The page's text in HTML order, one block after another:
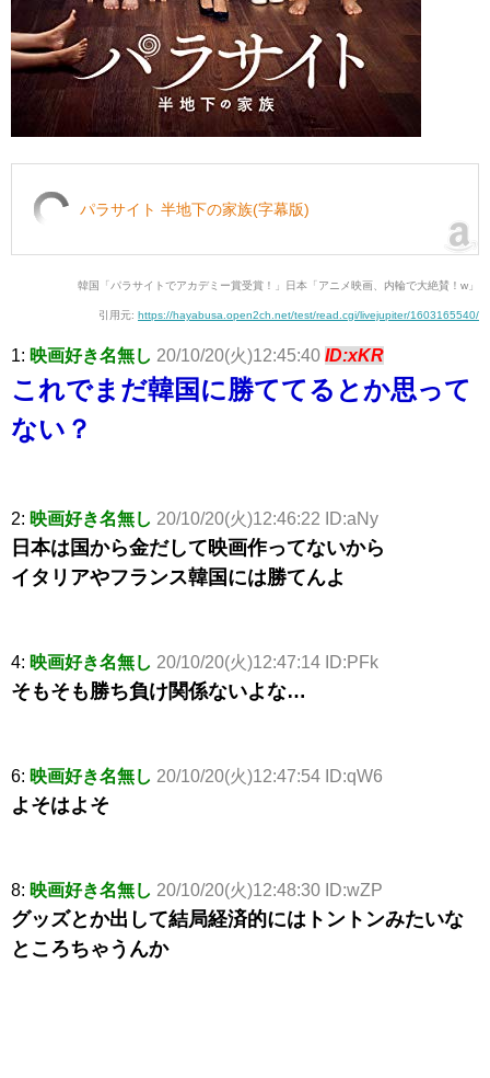
パラサイト 半地下の家族(字幕版)
韓国「パラサイトでアカデミー賞受賞！」日本「アニメ映画、内輪で大絶賛！w」
引用元: https://hayabusa.open2ch.net/test/read.cgi/livejupiter/1603165540/
1: 映画好き名無し 20/10/20(火)12:45:40 ID:xKR
これでまだ韓国に勝ててるとか思って
ない？
2: 映画好き名無し 20/10/20(火)12:46:22 ID:aNy
日本は国から金だして映画作ってないから
イタリアやフランス韓国には勝てんよ
4: 映画好き名無し 20/10/20(火)12:47:14 ID:PFk
そもそも勝ち負け関係ないよな…
6: 映画好き名無し 20/10/20(火)12:47:54 ID:qW6
よそはよそ
8: 映画好き名無し 20/10/20(火)12:48:30 ID:wZP
グッズとか出して結局経済的にはトントンみたいな
ところちゃうんか